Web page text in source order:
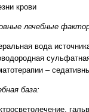
крови
лечебные
вода
–
база: